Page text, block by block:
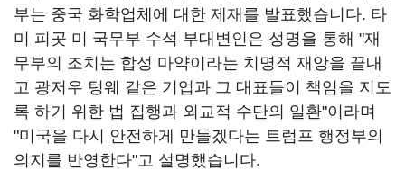
부는 중국 화학업체에 대한 제재를 발표했습니다. 타
미 피곳 미 국무부 수석 부대변인은 성명을 통해 "재
무부의 조치는 합성 마약이라는 치명적 재앙을 끝내
고 광저우 텅웨 같은 기업과 그 대표들이 책임을 지도
록 하기 위한 법 집행과 외교적 수단의 일환"이라며
"미국을 다시 안전하게 만들겠다는 트럼프 행정부의
의지를 반영한다"고 설명했습니다.